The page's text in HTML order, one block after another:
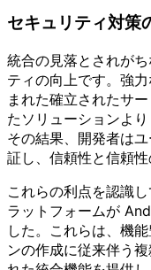
セキュリティ対策
統合の見落とされが
ティの向上です。強
まれた確立されたサ
たソリューションよ
その結果、開発者は
証し、信頼性と信頼性
これらの利点を認識
ラットフォームが
した。これらは、機
ンの作成に従来伴う